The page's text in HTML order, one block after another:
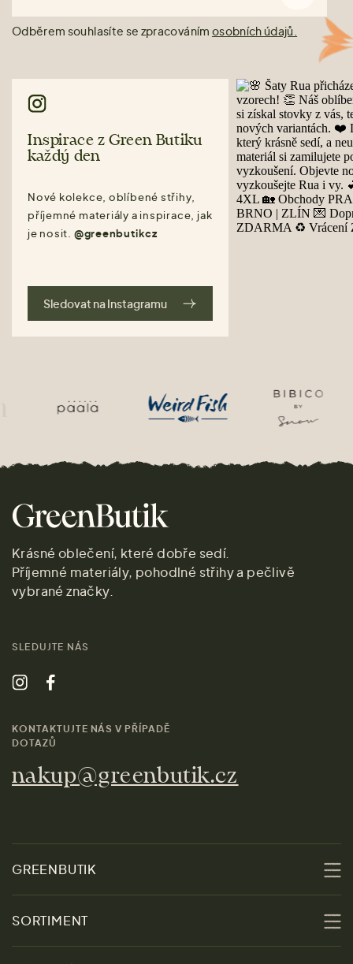
Odběrem souhlasíte se zpracováním osobních údajů.
Inspirace z Green Butiku
každý den
Nové kolekce, oblíbené střihy,
příjemné materiály a inspirace, jak
je nosit. @greenbutikcz
Sledovat na Instagramu
Krásné oblečení, které dobře sedí.
Příjemné materiály, pohodlné střihy a pečlivě
vybrané značky.
SLEDUJTE NÁS
KONTAKTUJTE NÁS V PŘÍPADĚ
DOTAZŮ
nakup@greenbutik.cz
GREENBUTIK
Udržitelnost
SORTIMENT